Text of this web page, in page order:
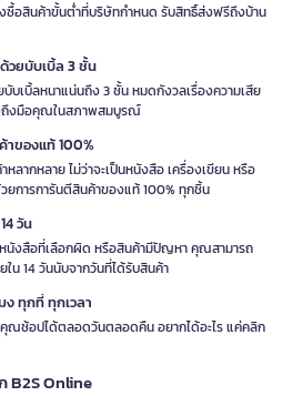
ซื้อสินค้าขั้นต่ำที่บริษัทกำหนด รับสิทธิ์ส่งฟรีถึงบ้าน
วยบับเบิ้ล 3 ชั้น
บเบิ้ลหนาแน่นถึง 3 ชั้น หมดกังวลเรื่องความเสีย
ถึงมือคุณในสภาพสมบูรณ์
ของแท้ 100%
ลากหลาย ไม่ว่าจะเป็นหนังสือ เครื่องเขียน หรือ
ยการการันตีสินค้าของแท้ 100% ทุกชิ้น
วัน
หนังสือที่เลือกผิด หรือสินค้ามีปัญหา คุณสามารถ
น 14 วันนับจากวันที่ได้รับสินค้า
ง ทุกที่ ทุกเวลา
ณช้อปได้ตลอดวันตลอดคืน อยากได้อะไร แค่คลิก
B2S Online